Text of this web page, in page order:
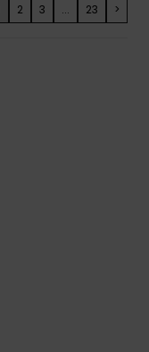
2 3 ... 23 >